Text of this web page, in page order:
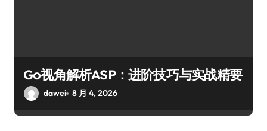
Go视角解析ASP：进阶技巧与实战精要
dawei 8 月 4, 2026